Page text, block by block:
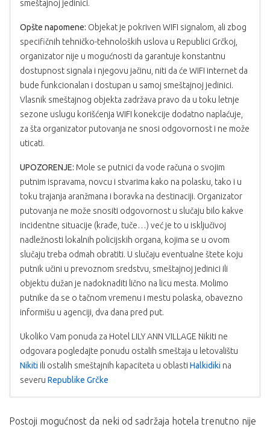
smeštajnoj jedinici.
Opšte napomene: Objekat je pokriven WIFI signalom, ali zbog
specifičnih tehničko-tehnoloških uslova u Republici Grčkoj,
organizator nije u mogućnosti da garantuje konstantnu
dostupnost signala i njegovu jačinu, niti da će WIFI internet da
bude funkcionalan i dostupan u samoj smeštajnoj jedinici.
Vlasnik smeštajnog objekta zadržava pravo da u toku letnje
sezone uslugu korišćenja WIFI konekcije dodatno naplaćuje,
za šta organizator putovanja ne snosi odgovornost i ne može
uticati.
UPOZORENJE: Mole se putnici da vode računa o svojim
putnim ispravama, novcu i stvarima kako na polasku, tako i u
toku trajanja aranžmana i boravka na destinaciji. Organizator
putovanja ne može snositi odgovornost u slučaju bilo kakve
incidentne situacije (krađe, tuče…) već je to u isključivoj
nadležnosti lokalnih policijskih organa, kojima se u ovom
slučaju treba odmah obratiti. U slučaju eventualne štete koju
putnik učini u prevoznom sredstvu, smeštajnoj jedinici ili
objektu dužan je nadoknaditi lično na licu mesta. Molimo
putnike da se o tačnom vremenu i mestu polaska, obavezno
informišu u agenciji, dva dana pred put.
Ukoliko Vam ponuda za Hotel LILY ANN VILLAGE Nikiti ne
odgovara pogledajte ponudu ostalih smeštaja u letovalištu
Nikiti ili ostalih smeštajnih kapaciteta u oblasti Halkidiki na
severu Republike Grčke
Plaćanje se vrši u dinarskoj protivvrednosti po
1. dan: BEOGRAD
boravak u odabranom objektu sa uslugom po izboru,
Postoji mogućnost da neki od sadržaja hotela trenutno nije